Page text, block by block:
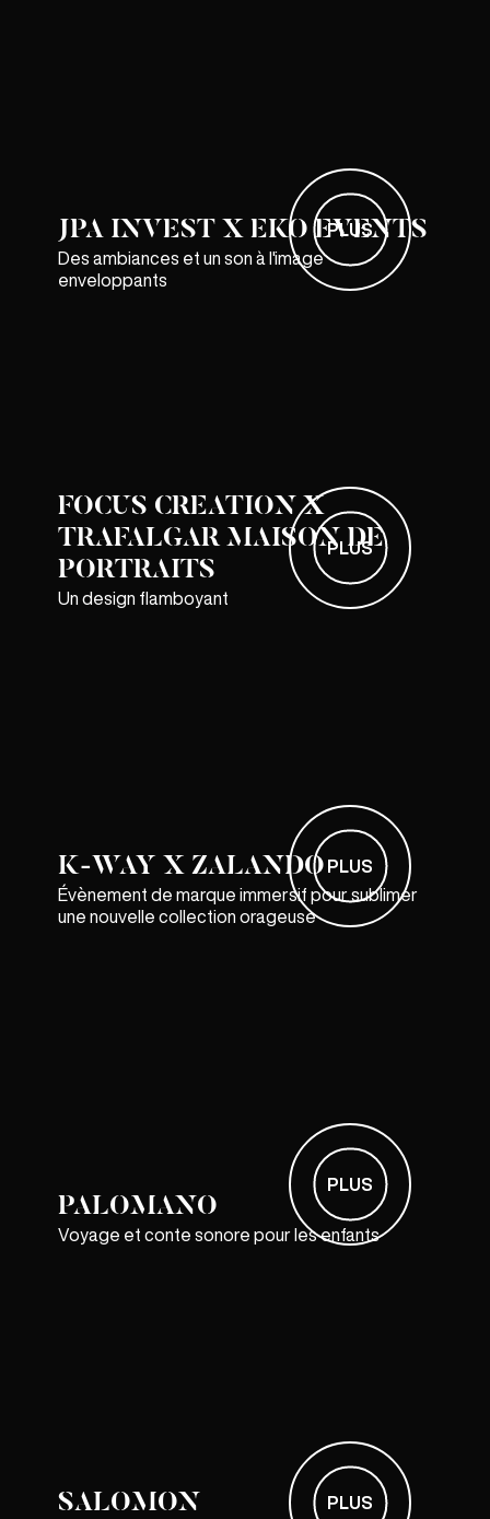
JPA INVEST X EKO EVENTS
Des ambiances et un son à l'image
enveloppants
PLUS
FOCUS CREATION X
TRAFALGAR MAISON DE
PORTRAITS
Un design flamboyant
PLUS
K-WAY X ZALANDO
Évènement de marque immersif pour sublimer
une nouvelle collection orageuse
PLUS
PALOMANO
Voyage et conte sonore pour les enfants
PLUS
SALOMON PLUS